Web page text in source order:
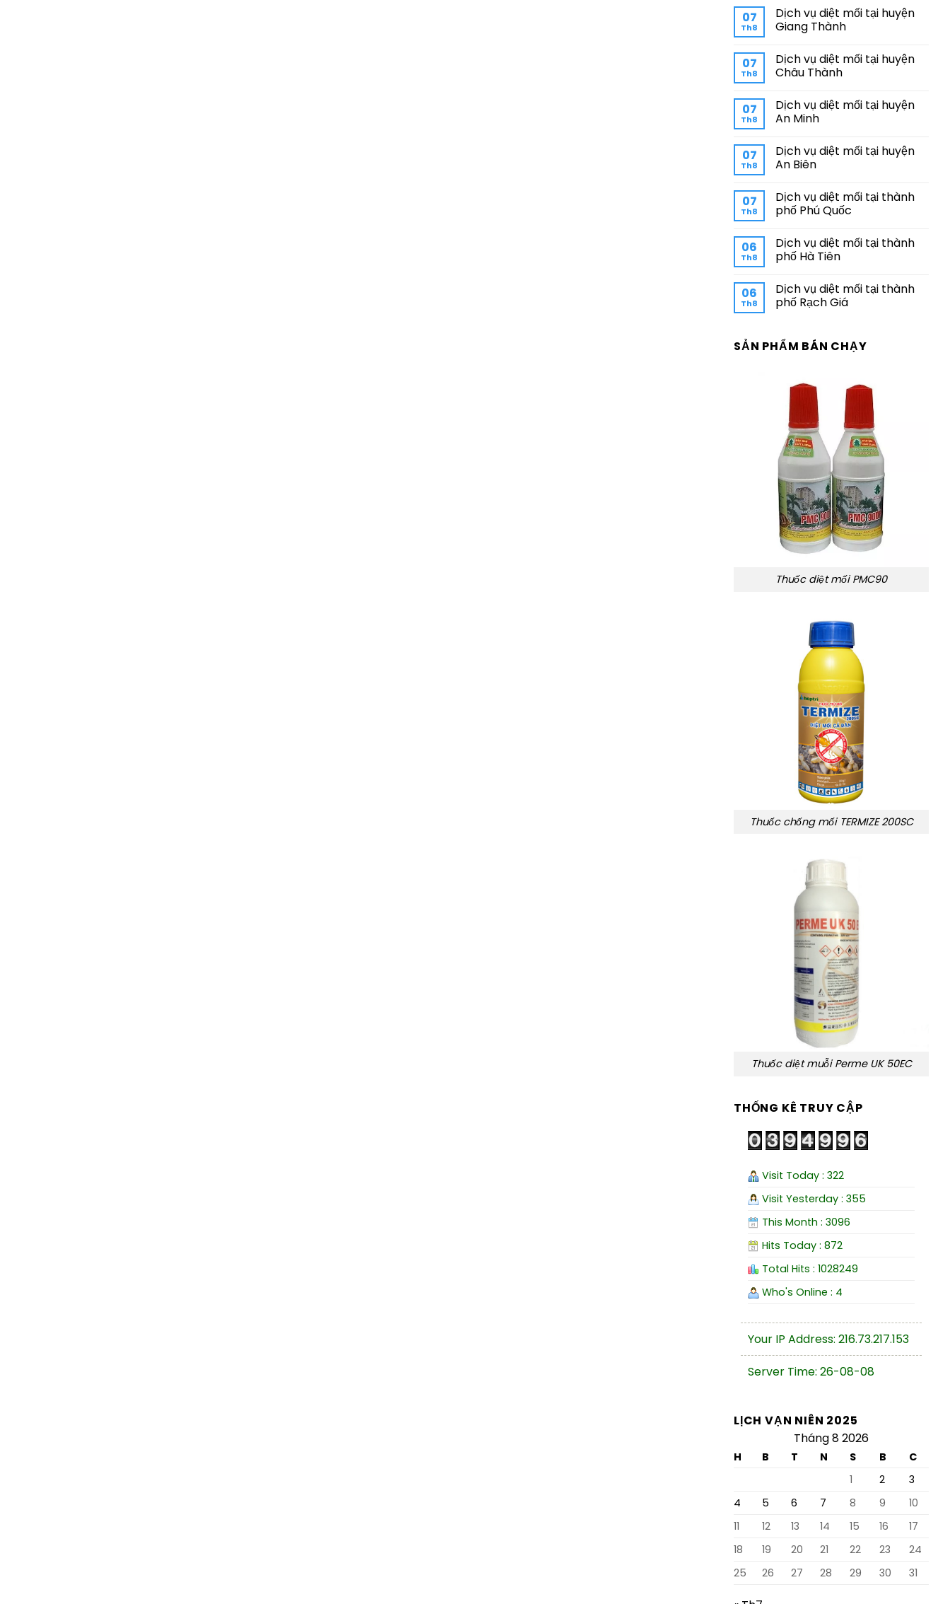
07
Th8
Dịch vụ diệt mối tại huyện
Giang Thành
07
Th8
Dịch vụ diệt mối tại huyện
Châu Thành
07
Th8
Dịch vụ diệt mối tại huyện
An Minh
07
Th8
Dịch vụ diệt mối tại huyện
An Biên
07
Th8
Dịch vụ diệt mối tại thành
phố Phú Quốc
06
Th8
Dịch vụ diệt mối tại thành
phố Hà Tiên
06
Th8
Dịch vụ diệt mối tại thành
phố Rạch Giá
SẢN PHẨM BÁN CHẠY
Thuốc diệt mối PMC90
Thuốc chống mối TERMIZE 200SC
Thuốc diệt muỗi Perme UK 50EC
THỐNG KÊ TRUY CẬP
Visit Today : 322
Visit Yesterday : 355
This Month : 3096
Hits Today : 872
Total Hits : 1028249
Who's Online : 4
Your IP Address: 216.73.217.153
Server Time: 26-08-08
LỊCH VẠN NIÊN 2025
Tháng 8 2026
H B T N S B
C
1
2
3
4
5 6 7 8 9
10
11
12 13 14 15 16
17
18
19 20 21 22 23
24
25
26 27 28 29 30 31